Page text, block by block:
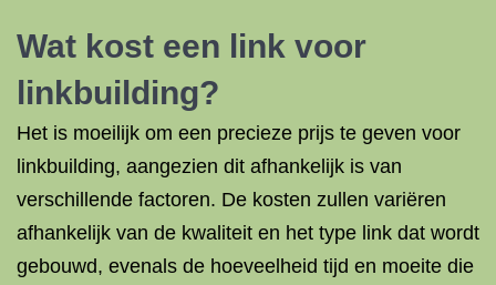
Wat kost een link voor
linkbuilding?
Het is moeilijk om een ​​precieze prijs te geven voor
linkbuilding, aangezien dit afhankelijk is van
verschillende factoren. De kosten zullen variëren
afhankelijk van de kwaliteit en het type link dat wordt
gebouwd, evenals de hoeveelheid tijd en moeite die